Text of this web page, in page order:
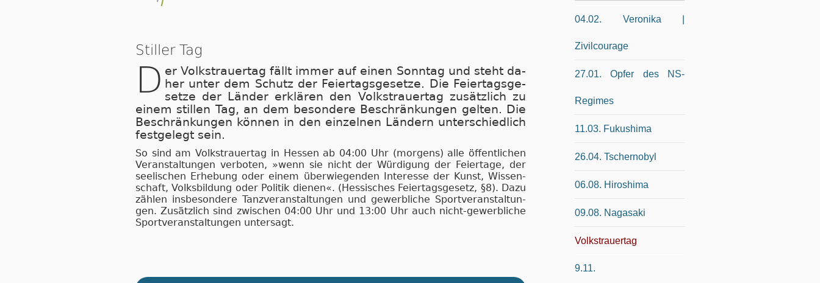
Stiller Tag
D er Volkstrauertag fällt immer auf ei­nen Sonn­tag und steht da­
her un­ter dem Schutz der Fei­er­tags­ge­set­ze. Die Fei­er­tags­ge­
set­ze der Län­der er­klä­ren den Volks­trau­er­tag zu­sätz­lich zu
ei­nem stil­len Tag, an dem be­son­de­re Be­schrän­kun­gen gel­ten. Die
Be­schrän­kun­gen kön­nen in den ein­zel­nen Län­dern un­ter­schied­lich
fest­ge­legt sein.
So sind am Volkstrauertag in Hessen ab 04:00 Uhr (morgens) alle öf­fent­li­chen
Ver­an­stal­tun­gen ver­bo­ten, »wenn sie nicht der Wür­di­gung der Fei­er­ta­ge, der
see­li­schen Er­he­bung oder ei­nem über­wie­gen­den In­ter­es­se der Kunst, Wis­sen­
schaft, Volks­bil­dung oder Po­li­tik die­nen«. (Hes­si­sches Fei­er­tags­ge­setz, §8). Da­zu
zäh­len ins­be­son­de­re Tanz­ver­an­stal­tun­gen und ge­werb­li­che Sport­ver­an­stal­tun­
gen. Zu­sätz­lich sind zwi­schen 04:00 Uhr und 13:00 Uhr auch nicht-ge­werb­li­che
Sport­ver­an­stal­tun­gen un­ter­sagt.
04.02. Veronika |
Zivilcourage
27.01. Opfer des NS-
Regimes
11.03. Fukushima
26.04. Tschernobyl
06.08. Hiroshima
09.08. Nagasaki
Volkstrauertag
9.11.